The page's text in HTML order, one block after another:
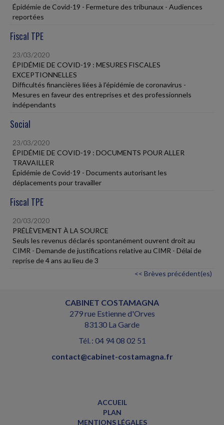
Épidémie de Covid-19 - Fermeture des tribunaux - Audiences
reportées
Fiscal TPE
23/03/2020
ÉPIDÉMIE DE COVID-19 : MESURES FISCALES
EXCEPTIONNELLES
Difficultés financières liées à l'épidémie de coronavirus -
Mesures en faveur des entreprises et des professionnels
indépendants
Social
23/03/2020
ÉPIDÉMIE DE COVID-19 : DOCUMENTS POUR ALLER
TRAVAILLER
Épidémie de Covid-19 - Documents autorisant les
déplacements pour travailler
Fiscal TPE
20/03/2020
PRÉLÈVEMENT À LA SOURCE
Seuls les revenus déclarés spontanément ouvrent droit au
CIMR - Demande de justifications relative au CIMR - Délai de
reprise de 4 ans au lieu de 3
<< Brèves précédent(es)
CABINET COSTAMAGNA
279 rue Estienne d'Orves
83130 La Garde
Tél. : 04 94 08 02 51
contact@cabinet-costamagna.fr
ACCUEIL
PLAN
MENTIONS LÉGALES